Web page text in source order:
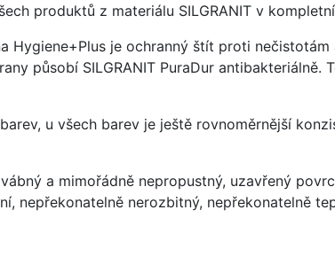
produktů z materiálu SILGRANIT v
Hygiene+Plus je ochranný štít proti
působí SILGRANIT PuraDur
u všech barev je ještě rovnoměrnější
a mimořádně nepropustný, uzavřený
nepřekonatelně nerozbitný, nepřekonatelně